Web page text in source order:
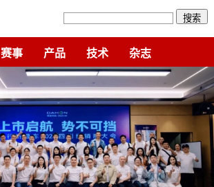
搜索
赛事 产品 技术 杂志